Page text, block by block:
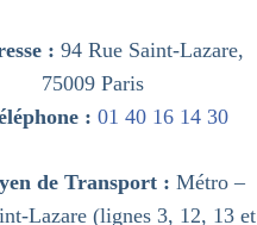
: 94 Rue Saint-Lazare,
75009 Paris
: 01 40 16 14 30
de Transport : Métro –
Lazare (lignes 3, 12, 13 et